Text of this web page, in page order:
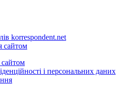
korrespondent.net
сайтом
сайтом
і персональних даних